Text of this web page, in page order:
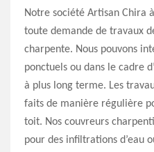
Notre société Artisan Chira
toute demande de travaux
charpente. Nous pouvons
ponctuels ou dans le cadre
à plus long terme. Les
faits de manière régulière
toit. Nos couvreurs
pour des infiltrations d’eau